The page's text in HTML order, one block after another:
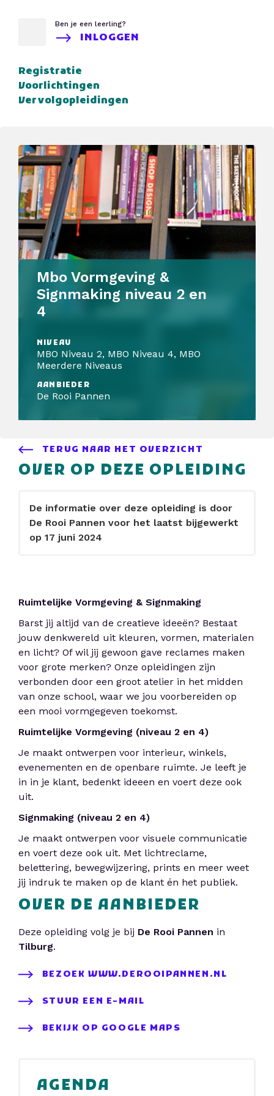
Ben je een leerling?
INLOGGEN
Registratie
Voorlichtingen
Vervolgopleidingen
Mbo Vormgeving &
Signmaking niveau 2 en
4
NIVEAU
MBO Niveau 2, MBO Niveau 4, MBO
Meerdere Niveaus
AANBIEDER
De Rooi Pannen
TERUG NAAR HET OVERZICHT
OVER OP DEZE OPLEIDING
De informatie over deze opleiding is door
De Rooi Pannen voor het laatst bijgewerkt
op 17 juni 2024
Ruimtelijke Vormgeving & Signmaking
Barst jij altijd van de creatieve ideeën? Bestaat
jouw denkwereld uit kleuren, vormen, materialen
en licht? Of wil jij gewoon gave reclames maken
voor grote merken? Onze opleidingen zijn
verbonden door een groot atelier in het midden
van onze school, waar we jou voorbereiden op
een mooi vormgegeven toekomst.
Ruimtelijke Vormgeving (niveau 2 en 4)
Je maakt ontwerpen voor interieur, winkels,
evenementen en de openbare ruimte. Je leeft je
in in je klant, bedenkt ideeen en voert deze ook
uit.
Signmaking (niveau 2 en 4)
Je maakt ontwerpen voor visuele communicatie
en voert deze ook uit. Met lichtreclame,
belettering, bewegwijzering, prints en meer weet
jij indruk te maken op de klant én het publiek.
OVER DE AANBIEDER
Deze opleiding volg je bij De Rooi Pannen in
Tilburg.
BEZOEK WWW.DEROOIPANNEN.NL
STUUR EEN E-MAIL
BEKIJK OP GOOGLE MAPS
AGENDA